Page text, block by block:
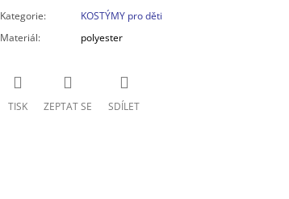
Kategorie:
KOSTÝMY pro děti
Materiál: polyester
TISK ZEPTAT SE SDÍLET